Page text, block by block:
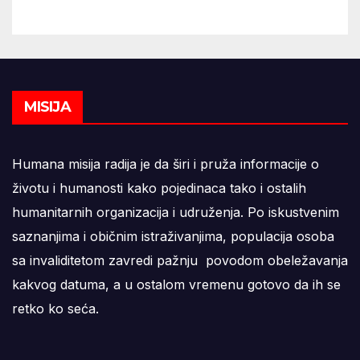
MISIJA
Humana misija radija je da širi i pruža informacije o
životu i humanosti kako pojedinaca tako i ostalih
humanitarnih organizacija i udruženja. Po iskustvenim
saznanjima i običnim istraživanjima, populacija osoba
sa invaliditetom zavredi pažnju povodom obeležavanja
kakvog datuma, a u ostalom vremenu gotovo da ih se
retko ko seća.